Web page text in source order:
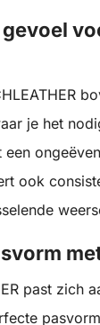
je het
ook
past zich